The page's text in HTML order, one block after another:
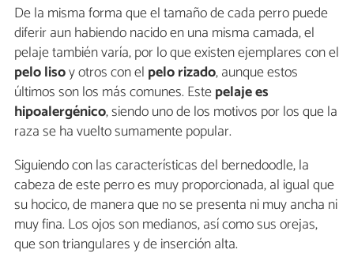
De la misma forma que el tamaño de cada perro puede
diferir aun habiendo nacido en una misma camada, el
pelaje también varía, por lo que existen ejemplares con el
pelo lisoy otros con el pelo rizado, aunque estos
últimos son los más comunes. Estepelaje es
hipoalergénico, siendo uno de los motivos por los que la
raza se ha vuelto sumamente popular.
Siguiendo con las características del bernedoodle, la
cabeza de este perro es muy proporcionada, al igual que
su hocico, de manera que no se presenta ni muy ancha ni
muy fina. Los ojos son medianos, así como sus orejas,
que son triangulares y de inserción alta.